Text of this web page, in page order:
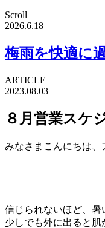
Scroll
2026.6.18
梅雨を快適に
ARTICLE
2023.08.03
８月営業スケ
みなさまこんにちは、
信じられないほど、暑
少しでも外に出ると